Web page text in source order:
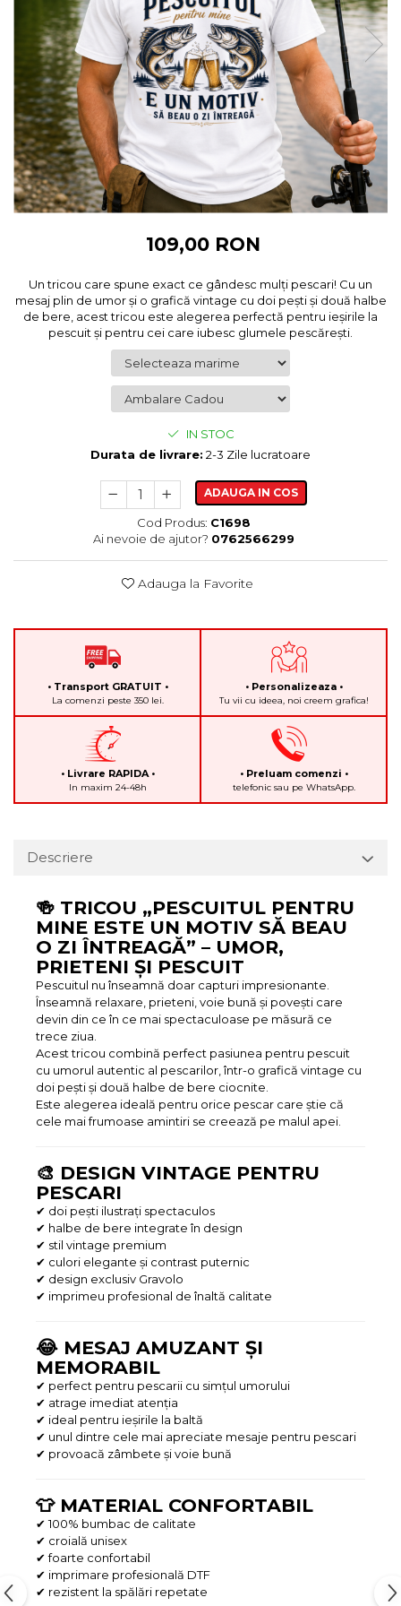
Body bebelusi personalizate
Perne personalizate
Plusuri personalizate
Agende personalizate
Etichete pentru sticla de vin
Cadouri Personalizate Unice
Sorturi Personalizate
Cadouri pentru Doctori
Cadouri Pensionare
Cadouri Profesori
109,00 RON
Un tricou care spune exact ce gândesc mulți pescari! Cu un
mesaj plin de umor și o grafică vintage cu doi pești și două halbe
de bere, acest tricou este alegerea perfectă pentru ieșirile la
pescuit și pentru cei care iubesc glumele pescărești.
IN STOC
Durata de livrare: 2-3 Zile lucratoare
ADAUGA IN COS
Cod Produs: C1698
Ai nevoie de ajutor? 0762566299
Adauga la Favorite
• Transport GRATUIT •
La comenzi peste 350 lei.
• Personalizeaza •
Tu vii cu ideea, noi creem grafica!
• Livrare RAPIDA •
In maxim 24-48h
• Preluam comenzi •
telefonic sau pe WhatsApp.
Descriere
🍻 TRICOU „PESCUITUL PENTRU
MINE ESTE UN MOTIV SĂ BEAU
O ZI ÎNTREAGĂ” – UMOR,
PRIETENI ȘI PESCUIT
Pescuitul nu înseamnă doar capturi impresionante.
Înseamnă relaxare, prieteni, voie bună și povești care
devin din ce în ce mai spectaculoase pe măsură ce
trece ziua.
Acest tricou combină perfect pasiunea pentru pescuit
cu umorul autentic al pescarilor, într-o grafică vintage cu
doi pești și două halbe de bere ciocnite.
Este alegerea ideală pentru orice pescar care știe că
cele mai frumoase amintiri se creează pe malul apei.
🎨 DESIGN VINTAGE PENTRU
PESCARI
✔ doi pești ilustrați spectaculos
✔ halbe de bere integrate în design
✔ stil vintage premium
✔ culori elegante și contrast puternic
✔ design exclusiv Gravolo
✔ imprimeu profesional de înaltă calitate
😂 MESAJ AMUZANT ȘI
MEMORABIL
✔ perfect pentru pescarii cu simțul umorului
✔ atrage imediat atenția
✔ ideal pentru ieșirile la baltă
✔ unul dintre cele mai apreciate mesaje pentru pescari
✔ provoacă zâmbete și voie bună
👕 MATERIAL CONFORTABIL
✔ 100% bumbac de calitate
✔ croială unisex
✔ foarte confortabil
✔ imprimare profesională DTF
✔ rezistent la spălări repetate